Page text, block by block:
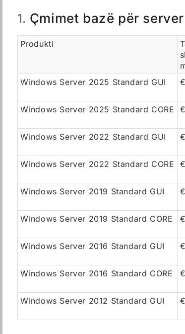
1. Çmimet bazë për
Produkti
Windows Server 2025 Standard GUI
Windows Server 2025 Standard CORE
Windows Server 2022 Standard GUI
Windows Server 2022 Standard CORE
Windows Server 2019 Standard GUI
Windows Server 2019 Standard CORE
Windows Server 2016 Standard GUI
Windows Server 2016 Standard CORE
Windows Server 2012 Standard GUI